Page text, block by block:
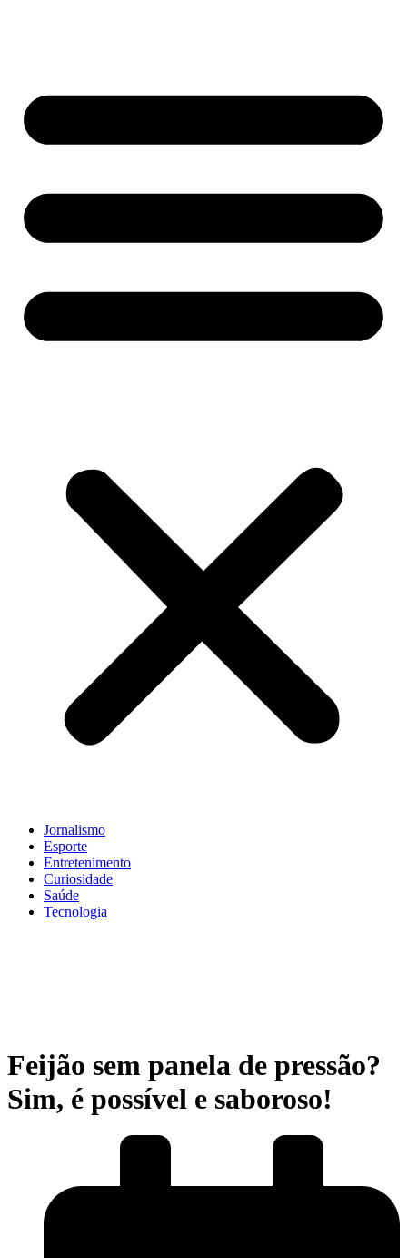
Jornalismo
Esporte
Entretenimento
Curiosidade
Saúde
Tecnologia
Feijão sem panela de pressão?
Sim, é possível e saboroso!